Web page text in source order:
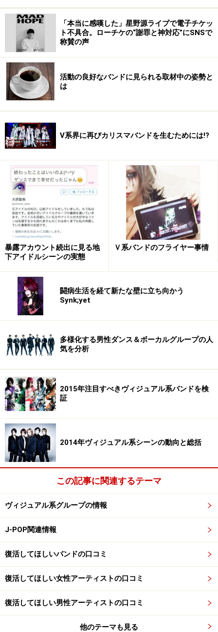
当時栞は「闘病生活を公表することで見る者に元気や勇
気を与えられたら」という強い思いから、SNSなどを通
してその様子を赤裸々に綴り発信。ヴィジュアル系バン
ドにしては珍しいその気丈な振る舞いと試みは反響を呼
んだ。
のちに、驚異的な回復力で同年4月29日には見事ステー
をメンバーファン共々、噛みしめていた矢先に起きたの
が今回の出来事だった。
ブログには、「(悪性腫瘍が)再発してしまった場合、治
療後の生存率も前回よりももっと低いということも聞い
ています」と包み隠すことなく綴っている。
発表後に行なった緊急取材で、本人より寄せられた言葉
は大変印象深く、改めてバンドやファンの形について考
えさせられるものであった。そこで、彼の証言を拝借
し、ここに寄稿したい。
>>バンドが『壁を乗り越える』ヒントとは。
※記事内容は執筆時点のものです。最新の内容をご確認くださ
「本当に感嘆した」星野源ライブで電子チケッ
ト不具合。ローチケの“謝罪と神対応”にSNSで
称賛の声
活動の良好なバンドに見られる取材中の姿勢と
は
V系界に再びカリスマバンドを生むためには!?
暴露アカウント続出に見る地
下アイドルシーンの実態
Ｖ系バンドのフライヤー事情
闘病生活を経て新たな壁に立ち向かう
Synk;yet
多様化する男性ダンス＆ボーカルグループの人
気を分析
2015年注目すべきヴィジュアル系バンドを検
証
2014年ヴィジュアル系シーンの動向と総括
この記事に関連するテーマ
ヴィジュアル系グループの情報
J-POP関連情報
復活してほしいバンドの口コミ
復活してほしい女性アーティストの口コミ
復活してほしい男性アーティストの口コミ
他のテーマも見る